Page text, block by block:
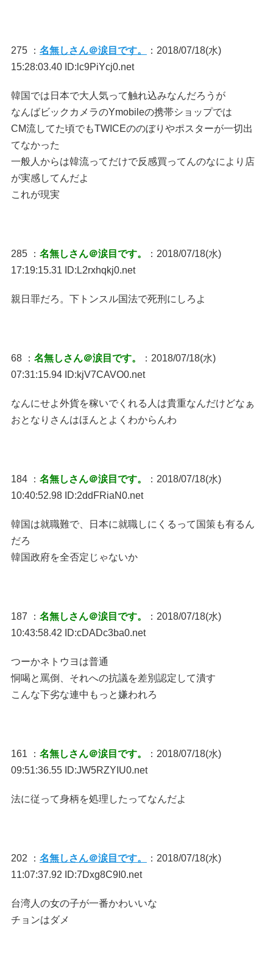
275 ： 名無しさん＠涙目です。
：2018/07/18(水)
15:28:03.40 ID:lc9PiYcj0.net
韓国では日本で大人気って触れ込みなんだろうが
なんばビックカメラのYmobileの携帯ショップでは
CM流してた頃でもTWICEののぼりやポスターが一切出
てなかった
一般人からは韓流ってだけで反感買ってんのなにより店
が実感してんだよ
これが現実
285 ： 名無しさん＠涙目です。
：2018/07/18(水)
17:19:15.31 ID:L2rxhqkj0.net
親日罪だろ。下トンスル国法で死刑にしろよ
68 ： 名無しさん＠涙目です。
：2018/07/18(水)
07:31:15.94 ID:kjV7CAVO0.net
なんにせよ外貨を稼いでくれる人は貴重なんだけどなぁ
おとなりさんはほんとよくわからんわ
184 ： 名無しさん＠涙目です。
：2018/07/18(水)
10:40:52.98 ID:2ddFRiaN0.net
韓国は就職難で、日本に就職しにくるって国策も有るん
だろ
韓国政府を全否定じゃないか
187 ： 名無しさん＠涙目です。
：2018/07/18(水)
10:43:58.42 ID:cDADc3ba0.net
つーかネトウヨは普通
恫喝と罵倒、それへの抗議を差別認定して潰す
こんな下劣な連中もっと嫌われろ
161 ： 名無しさん＠涙目です。
：2018/07/18(水)
09:51:36.55 ID:JW5RZYIU0.net
法に従って身柄を処理したってなんだよ
202 ： 名無しさん＠涙目です。
：2018/07/18(水)
11:07:37.92 ID:7Dxg8C9I0.net
台湾人の女の子が一番かわいいな
チョンはダメ